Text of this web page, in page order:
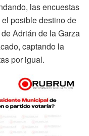
las encuestas
posible destino de
Adrián de la Garza
captando la
por igual.